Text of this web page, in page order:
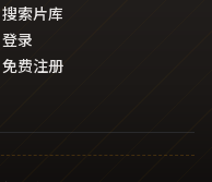
搜索片库
登录
免费注册